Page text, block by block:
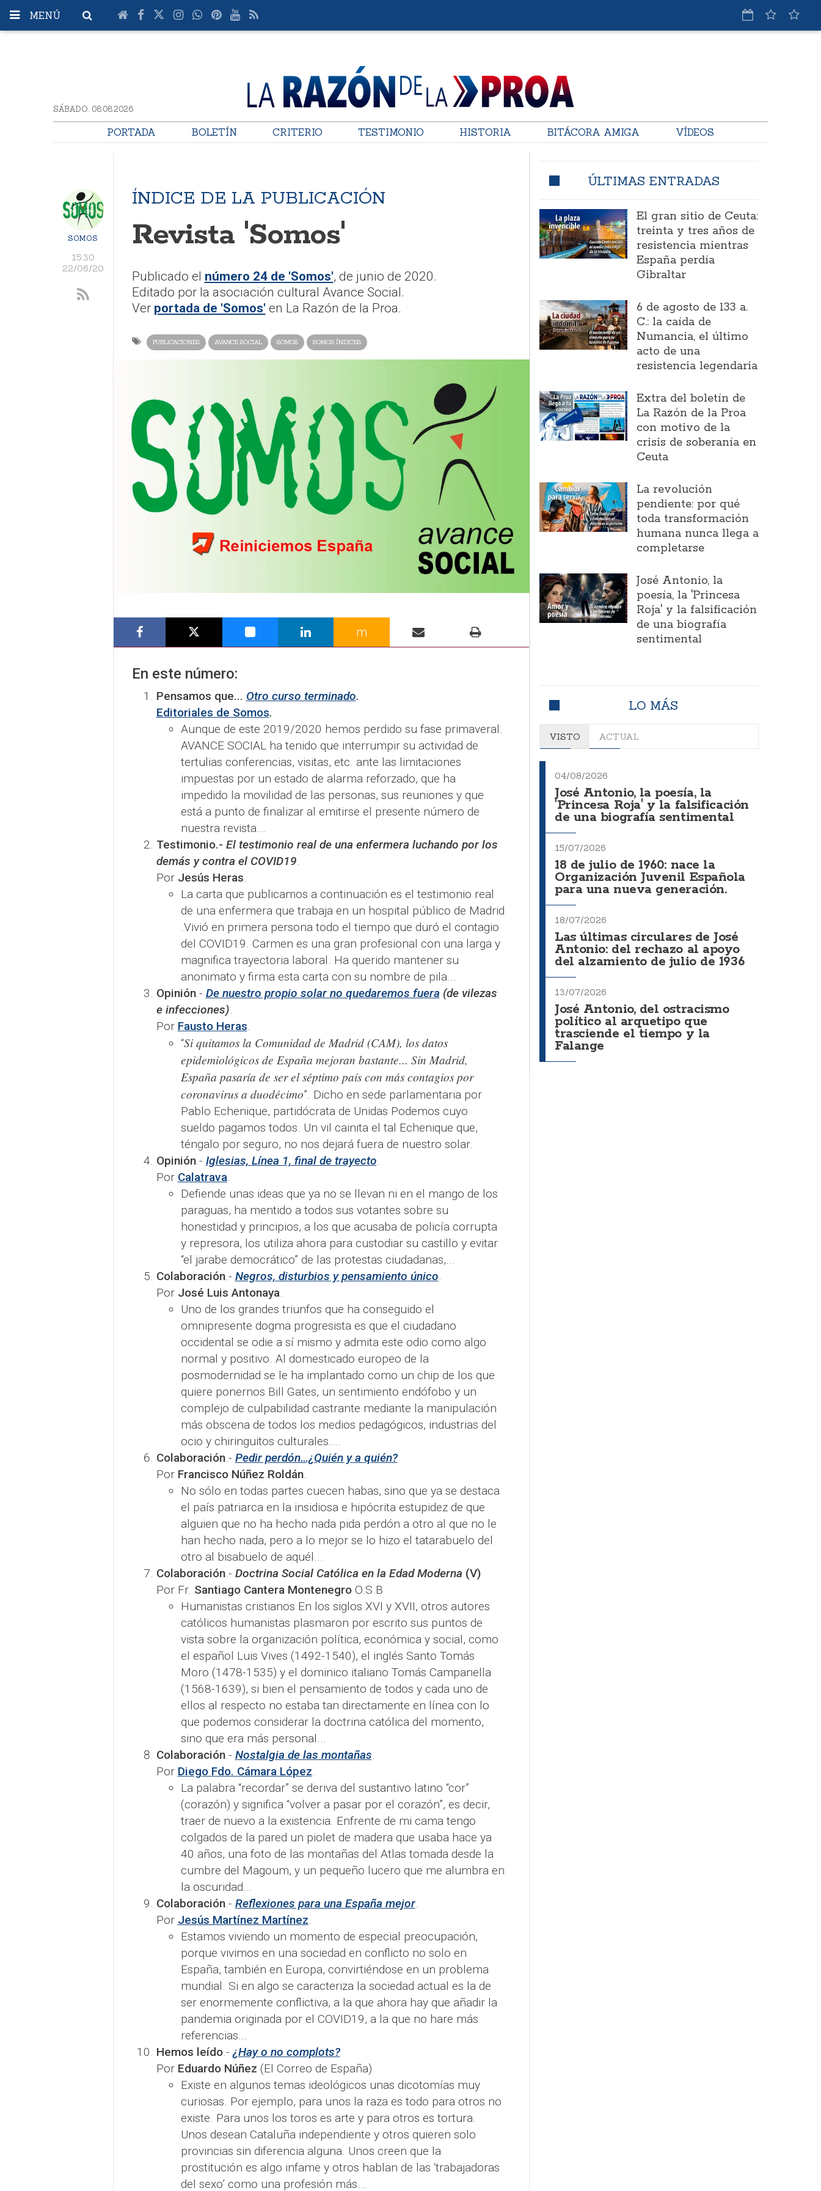
MENÚ
SÁBADO. 08.08.2026
PORTADA BOLETÍN CRITERIO TESTIMONIO HISTORIA BITÁCORA AMIGA VÍDEOS
SOMOS
15:30
22/06/20
ÍNDICE DE LA PUBLICACIÓN
Revista 'Somos'
Publicado el número 24 de 'Somos', de junio de 2020.
Editado por la asociación cultural Avance Social.
Ver portada de 'Somos'en La Razón de la Proa.
PUBLICACIONES AVANCE SOCIAL SOMOS SOMOS ÍNDICES
m
En este número:
Pensamos que... Otro curso terminado.
Editoriales de Somos.
Aunque de este 2019/2020 hemos perdido su fase primaveral.
AVANCE SOCIAL ha tenido que interrumpir su actividad de
tertulias conferencias, visitas, etc. ante las limitaciones
impuestas por un estado de alarma reforzado, que ha
impedido la movilidad de las personas, sus reuniones y que
está a punto de finalizar al emitirse el presente número de
nuestra revista...
Testimonio.- El testimonio real de una enfermera luchando por los
demás y contra el COVID19.
Por Jesús Heras.
La carta que publicamos a continuación es el testimonio real
de una enfermera que trabaja en un hospital público de Madrid
.Vivió en primera persona todo el tiempo que duró el contagio
del COVID19. Carmen es una gran profesional con una larga y
magnifica trayectoria laboral. Ha querido mantener su
anonimato y firma esta carta con su nombre de pila...
Opinión.- De nuestro propio solar no quedaremos fuera (de vilezas
e infecciones).
Por Fausto Heras.
“Si quitamos la Comunidad de Madrid (CAM), los datos
epidemiológicos de España mejoran bastante... Sin Madrid,
España pasaría de ser el séptimo país con más contagios por
coronavirus a duodécimo”. Dicho en sede parlamentaria por
Pablo Echenique, partidócrata de Unidas Podemos cuyo
sueldo pagamos todos. Un vil cainita el tal Echenique que,
téngalo por seguro, no nos dejará fuera de nuestro solar.
Opinión.- Iglesias, Línea 1, final de trayecto.
Por Calatrava.
Defiende unas ideas que ya no se llevan ni en el mango de los
paraguas, ha mentido a todos sus votantes sobre su
honestidad y principios, a los que acusaba de policía corrupta
y represora, los utiliza ahora para custodiar su castillo y evitar
“el jarabe democrático” de las protestas ciudadanas,...
Colaboración.- Negros, disturbios y pensamiento único.
Por José Luis Antonaya.
Uno de los grandes triunfos que ha conseguido el
omnipresente dogma progresista es que el ciudadano
occidental se odie a sí mismo y admita este odio como algo
normal y positivo. Al domesticado europeo de la
posmodernidad se le ha implantado como un chip de los que
quiere ponernos Bill Gates, un sentimiento endófobo y un
complejo de culpabilidad castrante mediante la manipulación
más obscena de todos los medios pedagógicos, industrias del
ocio y chiringuitos culturales....
Colaboración.- Pedir perdón…¿Quién y a quién?
Por Francisco Núñez Roldán.
No sólo en todas partes cuecen habas, sino que ya se destaca
el país patriarca en la insidiosa e hipócrita estupidez de que
alguien que no ha hecho nada pida perdón a otro al que no le
han hecho nada, pero a lo mejor se lo hizo el tatarabuelo del
otro al bisabuelo de aquél...
Colaboración.- Doctrina Social Católica en la Edad Moderna (V)
Por Fr. Santiago Cantera MontenegroO.S.B
Humanistas cristianos En los siglos XVI y XVII, otros autores
católicos humanistas plasmaron por escrito sus puntos de
vista sobre la organización política, económica y social, como
el español Luis Vives (1492-1540), el inglés Santo Tomás
Moro (1478-1535) y el dominico italiano Tomás Campanella
(1568-1639), si bien el pensamiento de todos y cada uno de
ellos al respecto no estaba tan directamente en línea con lo
que podemos considerar la doctrina católica del momento,
sino que era más personal...
Colaboración.- Nostalgia de las montañas.
Por Diego Fdo. Cámara López.
La palabra “recordar” se deriva del sustantivo latino “cor”
(corazón) y significa “volver a pasar por el corazón”, es decir,
traer de nuevo a la existencia. Enfrente de mi cama tengo
colgados de la pared un piolet de madera que usaba hace ya
40 años, una foto de las montañas del Atlas tomada desde la
cumbre del Magoum, y un pequeño lucero que me alumbra en
la oscuridad...
Colaboración.- Reflexiones para una España mejor.
Por Jesús Martínez Martínez.
Estamos viviendo un momento de especial preocupación,
porque vivimos en una sociedad en conflicto no solo en
España, también en Europa, convirtiéndose en un problema
mundial. Si en algo se caracteriza la sociedad actual es la de
ser enormemente conflictiva, a la que ahora hay que añadir la
pandemia originada por el COVID19, a la que no hare más
referencias...
Hemos leído.-¿Hay o no complots?
Por Eduardo Núñez (El Correo de España)
Existe en algunos temas ideológicos unas dicotomías muy
curiosas. Por ejemplo, para unos la raza es todo para otros no
existe. Para unos los toros es arte y para otros es tortura.
Unos desean Cataluña independiente y otros quieren solo
provincias sin diferencia alguna. Unos creen que la
prostitución es algo infame y otros hablan de las ‘trabajadoras
del sexo’ como una profesión más...
ÚLTIMAS ENTRADAS
El gran sitio de Ceuta:
treinta y tres años de
resistencia mientras
España perdía
Gibraltar
6 de agosto de 133 a.
C.: la caída de
Numancia, el último
acto de una
resistencia legendaria
Extra del boletín de
La Razón de la Proa
con motivo de la
crisis de soberanía en
Ceuta
La revolución
pendiente: por qué
toda transformación
humana nunca llega a
completarse
José Antonio, la
poesía, la 'Princesa
Roja' y la falsificación
de una biografía
sentimental
LO MÁS
VISTO ACTUAL
04/08/2026
José Antonio, la poesía, la
'Princesa Roja' y la falsificación
de una biografía sentimental
15/07/2026
18 de julio de 1960: nace la
Organización Juvenil Española
para una nueva generación.
18/07/2026
Las últimas circulares de José
Antonio: del rechazo al apoyo
del alzamiento de julio de 1936
13/07/2026
José Antonio, del ostracismo
político al arquetipo que
trasciende el tiempo y la
Falange